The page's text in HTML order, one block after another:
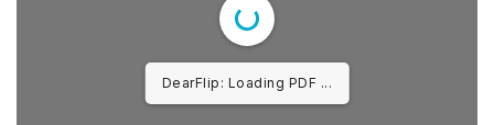
DearFlip: Loading PDF 100%
...